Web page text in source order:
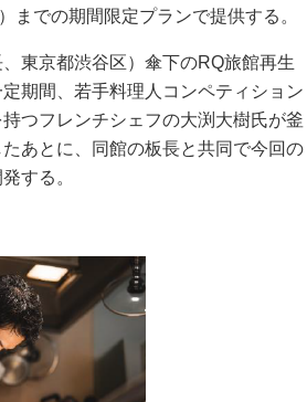
までの期間限定プランで提供する。
東京都渋谷区）傘下のRQ旅館再生
期間、若手料理人コンペティション
つフレンチシェフの大渕大樹氏が釜
あとに、同館の板長と共同で今回の
する。